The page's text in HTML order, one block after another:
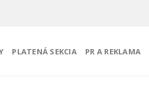
PLATENÁ SEKCIA PR A REKLAMA